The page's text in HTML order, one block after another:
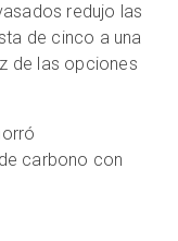
redujo las
de cinco a una
de las opciones
carbono con